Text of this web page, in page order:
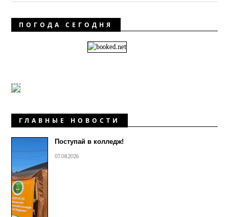
ПОГОДА СЕГОДНЯ
ГЛАВНЫЕ НОВОСТИ
Поступай в колледж!
07.08.2026